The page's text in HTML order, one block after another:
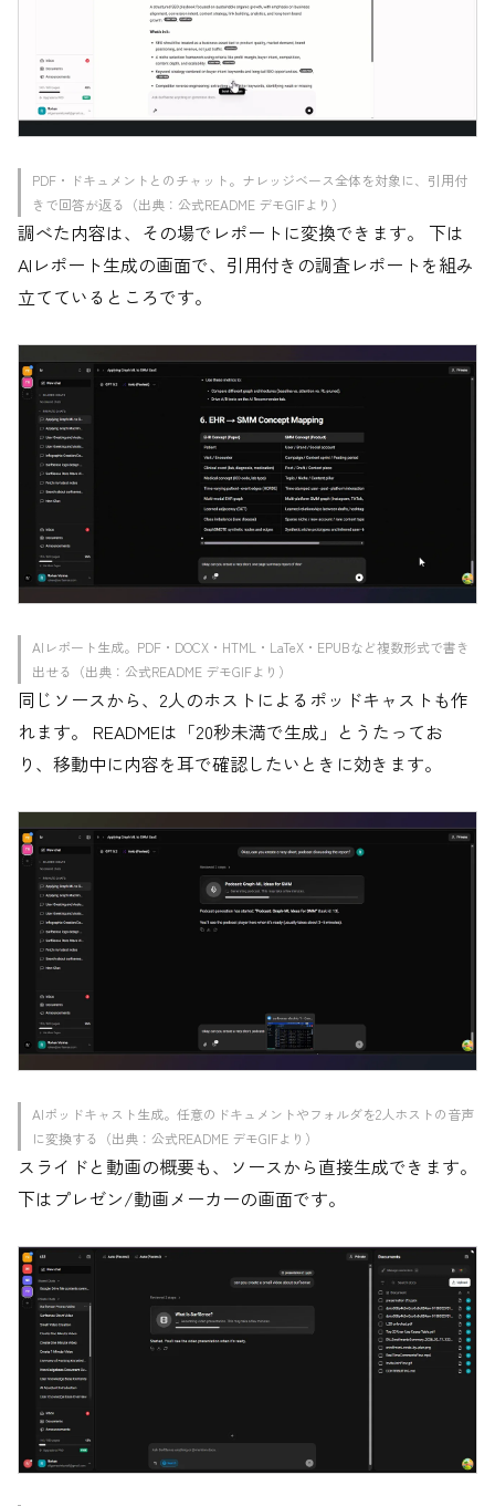
PDF・ドキュメントとのチャット。ナレッジベース全体を対象に、引用付
きで回答が返る（出典：公式README デモGIFより）
調べた内容は、その場でレポートに変換できます。 下は
AIレポート生成の画面で、引用付きの調査レポートを組み
立てているところです。
AIレポート生成。PDF・DOCX・HTML・LaTeX・EPUBなど複数形式で書き
出せる（出典：公式README デモGIFより）
同じソースから、2人のホストによるポッドキャストも作
れます。 READMEは「20秒未満で生成」とうたってお
り、移動中に内容を耳で確認したいときに効きます。
AIポッドキャスト生成。任意のドキュメントやフォルダを2人ホストの音声
に変換する（出典：公式README デモGIFより）
スライドと動画の概要も、ソースから直接生成できます。
下はプレゼン/動画メーカーの画面です。